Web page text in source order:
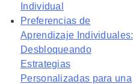
Individual
Preferencias de
Aprendizaje Individuales:
Desbloqueando
Estrategias
Personalizadas para una